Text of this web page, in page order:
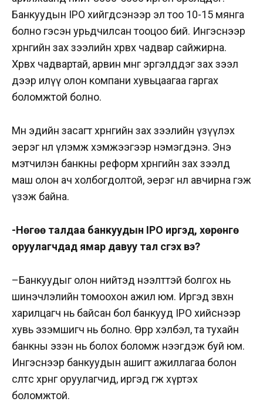
Банкуудын IPO хийгдсэнээр эл тоо 10-15 мянга
болно гэсэн урьдчилсан тооцоо бий. Ингэснээр
хөрөнгийн зах зээлийн хөрвөх чадвар сайжирна.
Хөрвөх чадвартай, арвин мөнгө эргэлддэг зах зээл
дээр илүү олон компани хувьцаагаа гаргах
боломжтой болно.
Мөн эдийн засагт хөрөнгийн зах зээлийн үзүүлэх
эерэг нөлөө үлэмж хэмжээгээр нэмэгдэнэ. Энэ
мэтчилэн банкны реформ хөрөнгийн зах зээлд
маш олон ач холбогдолтой, эерэг нөлөө авчирна гэж
үзэж байна.
-Нөгөө талдаа банкуудын IPO иргэд, хөрөнгө
оруулагчдад ямар давуу тал үүсгэх вэ?
–Банкуудыг олон нийтэд нээлттэй болгох нь
шинэчлэлийн томоохон ажил юм. Иргэд зөвхөн
харилцагч нь байсан бол банкууд IPO хийснээр
хувь эзэмшигч нь болно. Өөрөөр хэлбэл, та тухайн
банкны эзэн нь болох боломж нээгдэж буй юм.
Ингэснээр банкуудын ашигт ажиллагаа болон
өсөлтөөс хөрөнгө оруулагчид, иргэд өгөөж хүртэх
боломжтой.